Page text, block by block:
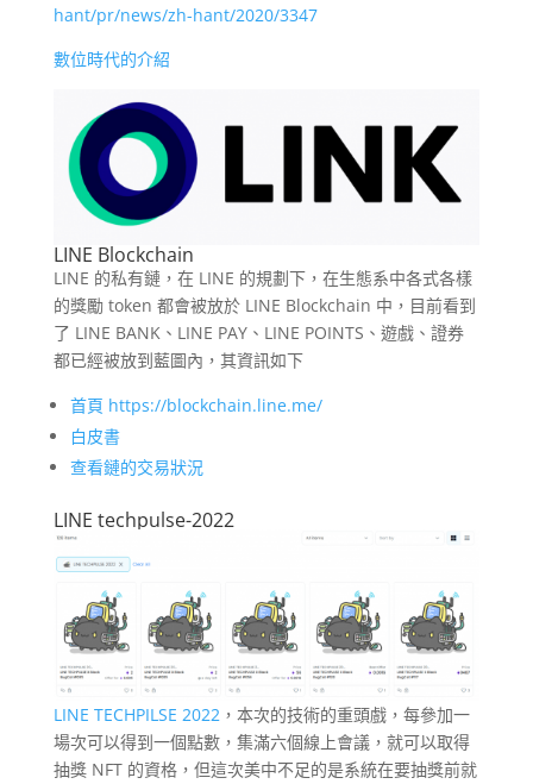
hant/pr/news/zh-hant/2020/3347
數位時代的介紹
LINE Blockchain
LINE 的私有鏈，在 LINE 的規劃下，在生態系中各式各樣
的獎勵 token 都會被放於 LINE Blockchain 中，目前看到
了 LINE BANK、LINE PAY、LINE POINTS、遊戲、證券
都已經被放到藍圖內，其資訊如下
首頁 https://blockchain.line.me/
白皮書
查看鏈的交易狀況
LINE techpulse-2022
LINE TECHPILSE 2022，本次的技術的重頭戲，每參加一
場次可以得到一個點數，集滿六個線上會議，就可以取得
抽獎 NFT 的資格，但這次美中不足的是系統在要抽獎前就